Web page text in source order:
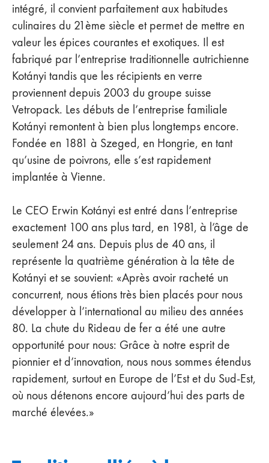
intégré, il convient parfaitement aux habitudes
culinaires du 21ème siècle et permet de mettre en
valeur les épices courantes et exotiques. Il est
fabriqué par l’entreprise traditionnelle autrichienne
Kotányi tandis que les récipients en verre
proviennent depuis 2003 du groupe suisse
Vetropack. Les débuts de l’entreprise familiale
Kotányi remontent à bien plus longtemps encore.
Fondée en 1881 à Szeged, en Hongrie, en tant
qu’usine de poivrons, elle s’est rapidement
implantée à Vienne.
Le CEO Erwin Kotányi est entré dans l’entreprise
exactement 100 ans plus tard, en 1981, à l’âge de
seulement 24 ans. Depuis plus de 40 ans, il
représente la quatrième génération à la tête de
Kotányi et se souvient: «Après avoir racheté un
concurrent, nous étions très bien placés pour nous
développer à l’international au milieu des années
80. La chute du Rideau de fer a été une autre
opportunité pour nous: Grâce à notre esprit de
pionnier et d’innovation, nous nous sommes étendus
rapidement, surtout en Europe de l’Est et du Sud-Est,
où nous détenons encore aujourd’hui des parts de
marché élevées.»